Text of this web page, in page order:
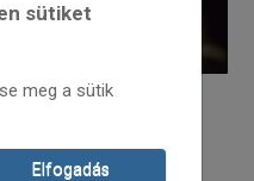
együttes színpadi
sütiket
meg a sütik
Elfogadás